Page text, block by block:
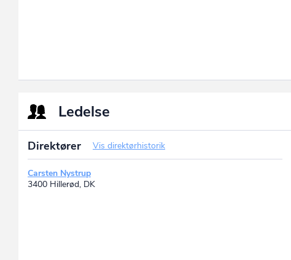
Ledelse
Direktører Vis direktørhistorik
Carsten Nystrup
3400 Hillerød, DK